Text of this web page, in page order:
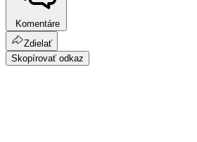
Komentáre
Zdielať
Skopírovať odkaz